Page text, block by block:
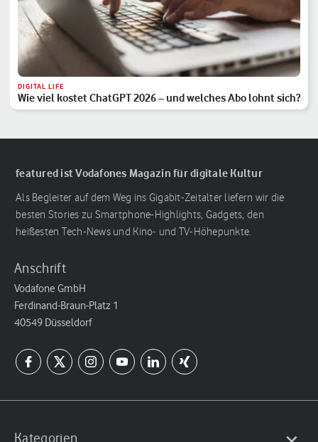
DIGITAL LIFE
Wie viel kostet ChatGPT 2026 – und welches Abo lohnt sich?
featured ist Vodafones Magazin für digitale Kultur
Als Begleiter auf dem Weg ins Gigabit-Zeitalter liefern wir die
besten Stories zu Smartphone-Highlights, Gadgets, den
heißesten Tech-News und Kino- und TV-Höhepunkte.
Anschrift
Vodafone GmbH
Ferdinand-Braun-Platz 1
40549 Düsseldorf
Kategorien